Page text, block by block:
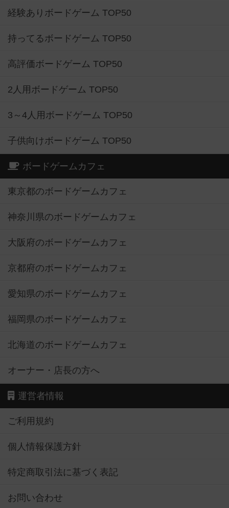
経験ありボードゲーム TOP50
持ってるボードゲーム TOP50
高評価ボードゲーム TOP50
2人用ボードゲーム TOP50
3～4人用ボードゲーム TOP50
子供向けボードゲーム TOP50
ボードゲームカフェ
東京都のボードゲームカフェ
神奈川県のボードゲームカフェ
大阪府のボードゲームカフェ
京都府のボードゲームカフェ
愛知県のボードゲームカフェ
福岡県のボードゲームカフェ
北海道のボードゲームカフェ
オーナー・店長の方へ
運営者情報
ご利用規約
個人情報保護方針
特定商取引法に基づく表記
お問い合わせ